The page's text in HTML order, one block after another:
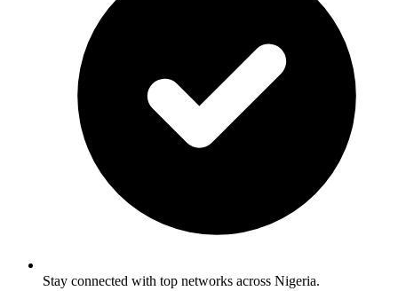
Stay connected with top networks across Nigeria.